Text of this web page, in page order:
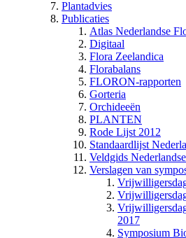
Plantadvies
Publicaties
Atlas Nederlandse
Digitaal
Flora Zeelandica
Florabalans
FLORON-rapporten
Gorteria
Orchideeën
PLANTEN
Rode Lijst 2012
Standaardlijst
Veldgids
Verslagen van
2017
Symposium